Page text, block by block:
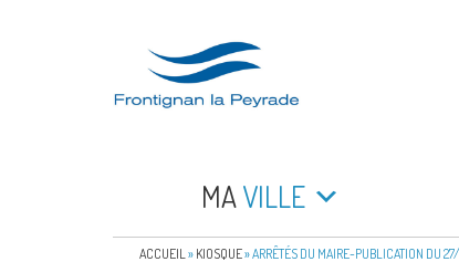
FRONTIGNAN
MAVILLE
ACCUEIL » KIOSQUE»ARRÊTÉS DU MAIRE-PUBLICATION DU